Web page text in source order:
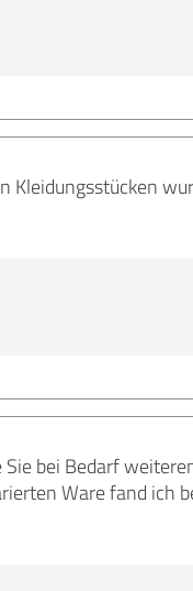
Kleidungsstücken
bei Bedarf
Ware fand ich